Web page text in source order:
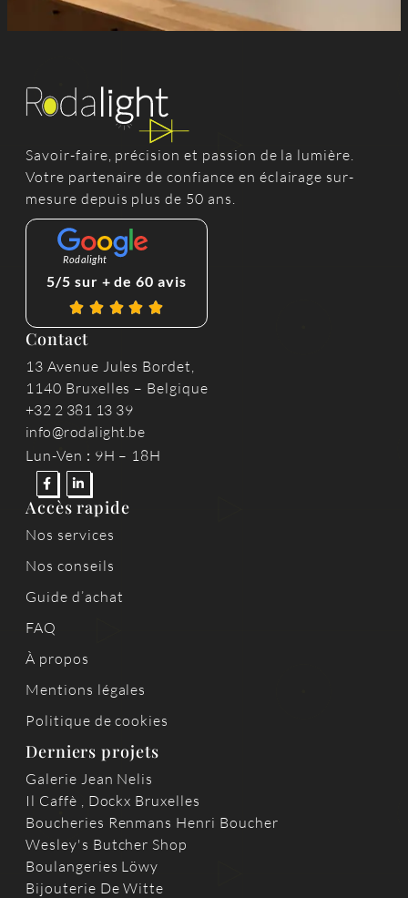
Savoir-faire, précision et passion de la lumière.
Votre partenaire de confiance en éclairage sur-
mesure depuis plus de 50 ans.
Rodalight
5/5 sur + de 60 avis
Contact
13 Avenue Jules Bordet,
1140 Bruxelles – Belgique
+32 2 381 13 39
info@rodalight.be
Lun-Ven : 9H – 18H
Accès rapide
Nos services
Nos conseils
Guide d’achat
FAQ
À propos
Mentions légales
Politique de cookies
Derniers projets
Galerie Jean Nelis
Il Caffè , Dockx Bruxelles
Boucheries Renmans Henri Boucher
Wesley's Butcher Shop
Boulangeries Löwy
Bijouterie De Witte